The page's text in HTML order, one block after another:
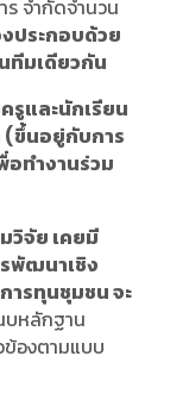
ร จำกัดจำนวน
ประกอบด้วย
ทีมเดียวกัน
รูและนักเรียน
(ขึ้นอยู่กับการ
ทำงานร่วม
วิจัย เคยมี
พัฒนาเชิง
ารทุนชุมชน จะ
บหลักฐาน
ข้องตามแบบ